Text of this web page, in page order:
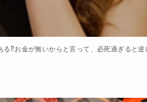
る⁉お金が無いからと言って、必死過ぎると